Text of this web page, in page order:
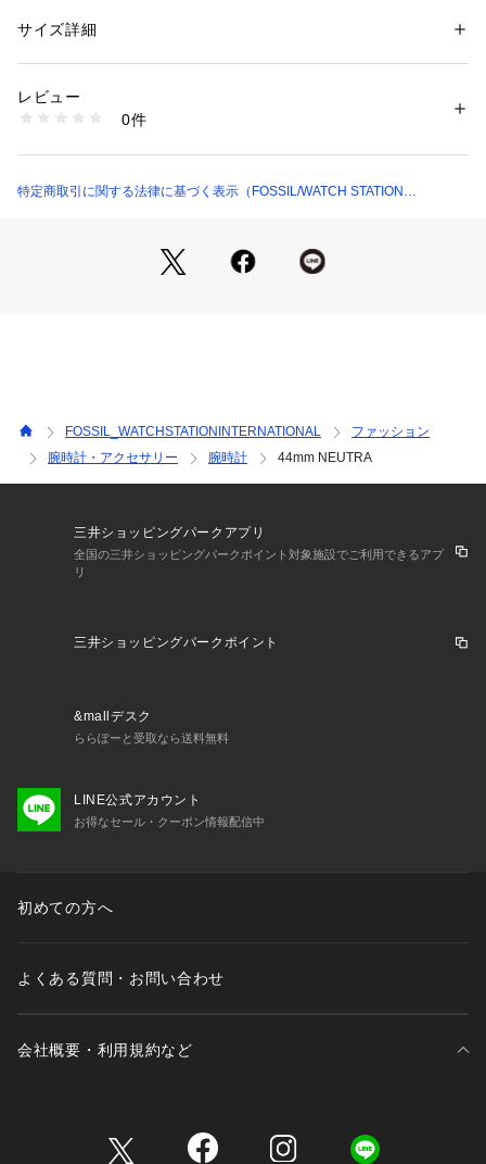
ケース径44mm、バンド幅22mm、ミネラルクリスタル、クォ
コレクション名：NEUTRA
カテゴリー：時計（ウォッチ）
Fossilは1984年に始まった、アメリカのウォッチとライフスタ
ら、ハイクオリティなウォッチ、バッグ、レザーグッズを生み
出していますポータビリティを備えた流線型デザインが特徴の
ってみえる場合がございます。
※納品書は、保証書の代わりとなりますので必ず保管いただき
ますようお願いします 。
した時計にセットされている電池は、機能や性能に問題がない
かをチェックするモニター電池となっております。お買い上げ
いただくまでの期間にも電池はある程度消耗するものでご購入
性別：メンズ
素材：ステンレススチール / プロプラネットレザー
商品番号：
FS5982 （ショップ）
サイズ詳細
レビュー
0件
特定商取引に関する法律に基づく表示（FOSSIL/WATCH STATION
FOSSIL_WATCHSTATIONINTERNATIONAL
ファッション
腕時計・アクセサリー
腕時計 44mm NEUTRA
三井ショッピングパークアプリ
全国の三井ショッピングパークポイント対象施設でご利用できるアプ
リ
三井ショッピングパークポイント
&mallデスク
ららぽーと受取なら送料無料
LINE公式アカウント
お得なセール・クーポン情報配信中
初めての方へ
よくある質問・お問い合わせ
会社概要・利用規約など